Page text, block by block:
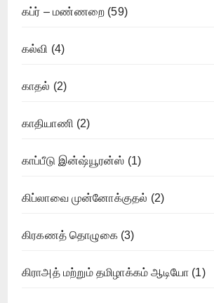
கப்ர் – மண்ணறை (59)
கல்வி (4)
காதல் (2)
காதியாணி (2)
காப்பீடு இன்ஷ்யூரன்ஸ் (1)
கிப்லாவை முன்னோக்குதல் (2)
கிரகணத் தொழுகை(3)
கிராஅத் மற்றும் தமிழாக்கம் ஆடியோ (1)